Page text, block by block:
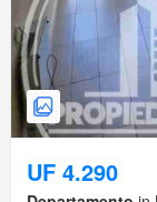
UF 4.290